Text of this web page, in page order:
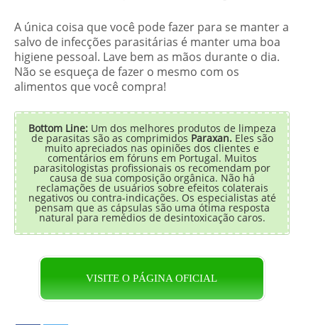
A única coisa que você pode fazer para se manter a
salvo de infecções parasitárias é manter uma boa
higiene pessoal. Lave bem as mãos durante o dia.
Não se esqueça de fazer o mesmo com os
alimentos que você compra!
Bottom Line:Um dos melhores produtos de limpeza
de parasitas são as comprimidos Paraxan.Eles são
muito apreciados nas opiniões dos clientes e
comentários em fóruns em Portugal. Muitos
parasitologistas profissionais os recomendam por
causa de sua composição orgânica. Não há
reclamações de usuários sobre efeitos colaterais
negativos ou contra-indicações. Os especialistas até
pensam que as cápsulas são uma ótima resposta
natural para remédios de desintoxicação caros.
VISITE O PÁGINA OFICIAL